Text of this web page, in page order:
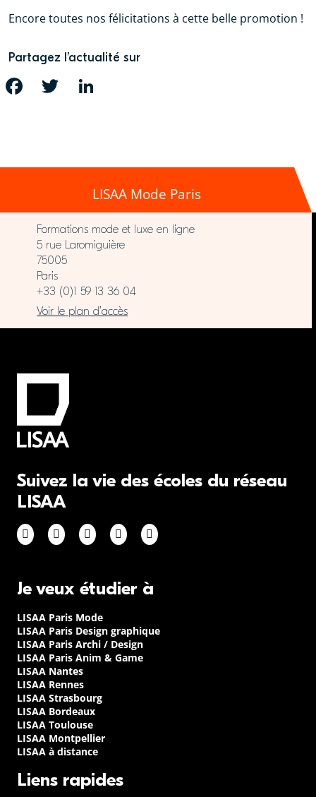
Encore toutes nos félicitations à cette belle promotion !
Partagez l’actualité sur
FACEBOOK TWITTER
LISAA Mode Paris
Formations mode et luxe en ligne
5 rue Laromiguière
75005
Paris
+33 (0)1 59 13 36 04
Voir le plan d’accès
Suivez la vie des écoles du réseau
LISAA
Je veux étudier à
LISAA Paris Mode
LISAA Paris Design graphique
LISAA Paris Archi / Design
LISAA Paris Anim & Game
LISAA Nantes
LISAA Rennes
LISAA Strasbourg
LISAA Bordeaux
LISAA Toulouse
LISAA Montpellier
LISAA à distance
Liens rapides